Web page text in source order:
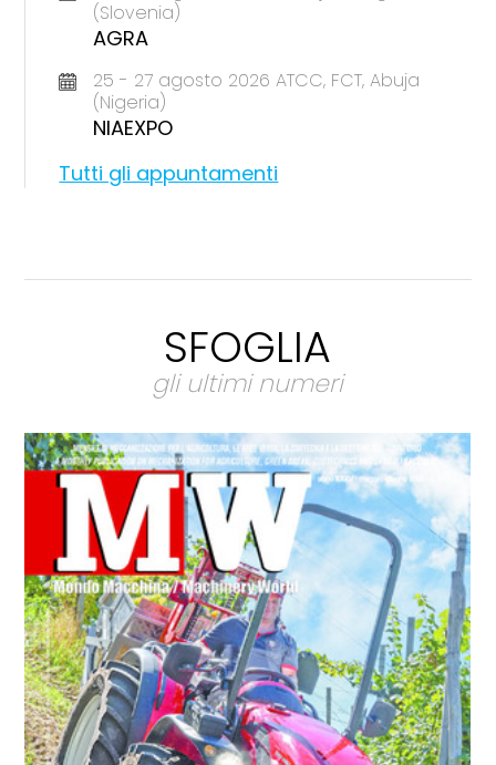
(Slovenia)
AGRA
25 - 27 agosto 2026 ATCC, FCT, Abuja
(Nigeria)
NIAEXPO
Tutti gli appuntamenti
SFOGLIA
gli ultimi numeri